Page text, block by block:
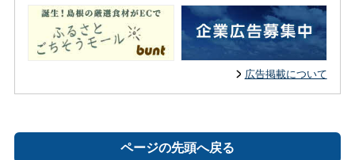
広告掲載について
ページの先頭へ戻る